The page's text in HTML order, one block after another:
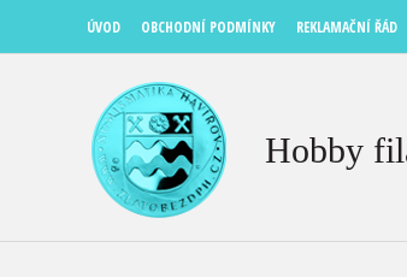
ÚVOD OBCHODNÍ PODMÍNKY REKLAMAČNÍ ŘÁD
Hobby